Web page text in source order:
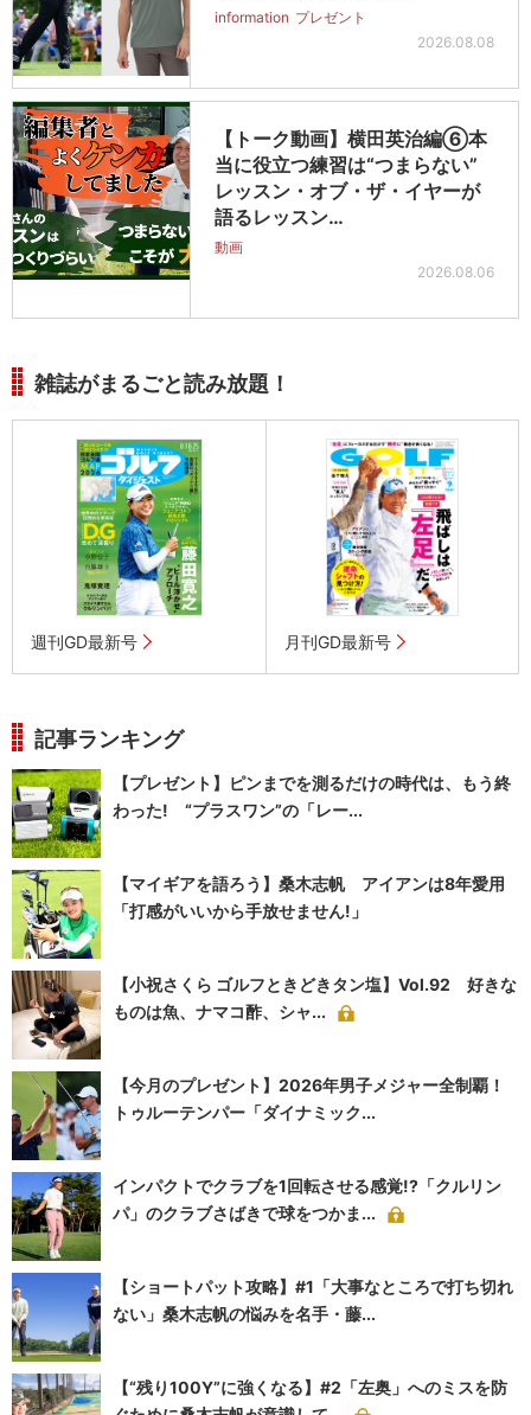
information プレゼント
2026.08.08
【トーク動画】横田英治編⑥本
当に役立つ練習は“つまらない”
レッスン・オブ・ザ・イヤーが
語るレッスン…
動画
2026.08.06
雑誌がまるごと読み放題！
週刊GD最新号 月刊GD最新号
記事ランキング
【プレゼント】ピンまでを測るだけの時代は、もう終
わった! “プラスワン”の「レー...
【マイギアを語ろう】桑木志帆 アイアンは8年愛用
「打感がいいから手放せません!」
【小祝さくら ゴルフときどきタン塩】Vol.92 好きな
ものは魚、ナマコ酢、シャ...
【今月のプレゼント】2026年男子メジャー全制覇！
トゥルーテンパー「ダイナミック...
インパクトでクラブを1回転させる感覚!?「クルリン
パ」のクラブさばきで球をつかま...
【ショートパット攻略】#1「大事なところで打ち切れ
ない」桑木志帆の悩みを名手・藤...
【“残り100Y”に強くなる】#2「左奥」へのミスを防